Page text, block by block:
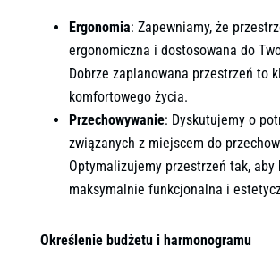
Ergonomia: Zapewniamy, że
ergonomiczna i dostosowana do
Dobrze zaplanowana przestrzeń to
komfortowego życia.
Przechowywanie: Dyskutujemy o
związanych z miejscem do
Optymalizujemy przestrzeń tak, aby
maksymalnie funkcjonalna i
Określenie budżetu i harmonogramu